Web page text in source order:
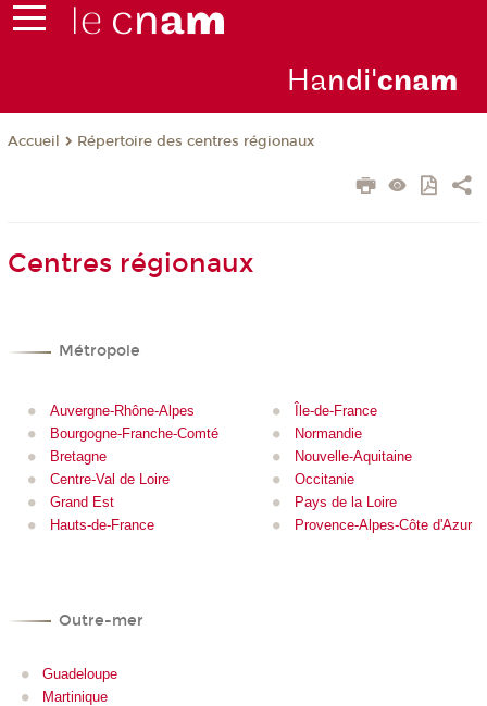
Handi'cnam
Accueil Répertoire des centres régionaux
Centres régionaux
Métropole
Auvergne-Rhône-Alpes
Bourgogne-Franche-Comté
Bretagne
Centre-Val de Loire
Grand Est
Hauts-de-France
Île-de-France
Normandie
Nouvelle-Aquitaine
Occitanie
Pays de la Loire
Provence-Alpes-Côte d'Azur
Outre-mer
Guadeloupe
Martinique